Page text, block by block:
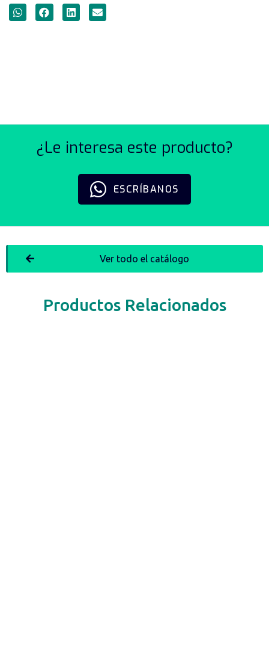
¿Le interesa este producto?
ESCRÍBANOS
Productos Relacionados
Ver todo el catálogo